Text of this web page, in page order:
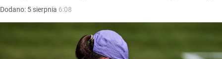
Dodano: 5 sierpnia 6:08